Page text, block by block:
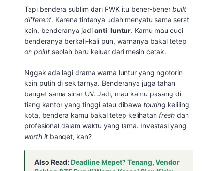
Tapi bendera sublim dari PWK itu bener-bener built
different. Karena tintanya udah menyatu sama serat
kain, benderanya jadi anti-luntur. Kamu mau cuci
benderanya berkali-kali pun, warnanya bakal tetep
on point seolah baru keluar dari mesin cetak.
Nggak ada lagi drama warna luntur yang ngotorin
kain putih di sekitarnya. Benderanya juga tahan
banget sama sinar UV. Jadi, mau kamu pasang di
tiang kantor yang tinggi atau dibawa touring keliling
kota, bendera kamu bakal tetep kelihatan fresh dan
profesional dalam waktu yang lama. Investasi yang
worth it banget, kan?
Also Read:Deadline Mepet? Tenang, Vendor